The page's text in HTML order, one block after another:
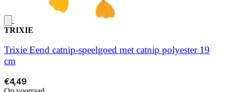
TRIXIE
Trixie Eend catnip-speelgoed met catnip polyester 19
cm
€4,49